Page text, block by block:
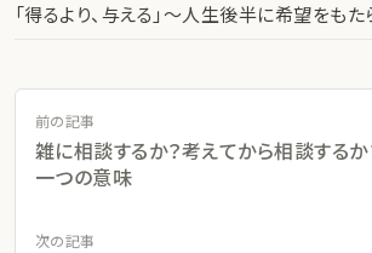
「得るより、与える」〜人生後半に希望をも
前の記事
雑に相談するか？考えてから相談するか
一つの意味
次の記事